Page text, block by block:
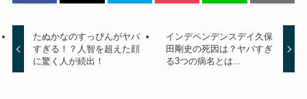
たぬかなのすっぴんがヤバ
すぎる！？人智を超えた顔
に驚く人が続出！
インデペンデンスデイ久保
田剛史の死因は？ヤバすぎ
る3つの病名とは...